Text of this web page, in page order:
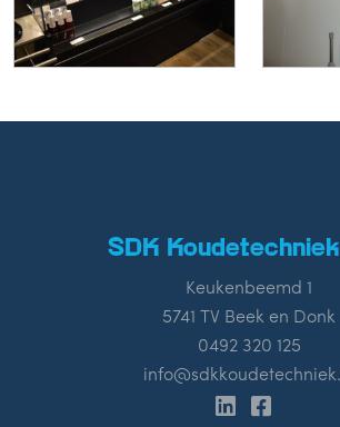
SDK
Keukenbeemd 1
5741 TV Beek en Donk
0492 320 125